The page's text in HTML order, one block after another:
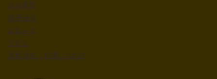
ブログ
会社概要
採用情報
お知らせ
資料請求・お問い合わせ